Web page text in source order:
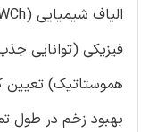
فیزیکی (توانایی
هموستاتیک) تعيين
بهبود زخم در طول